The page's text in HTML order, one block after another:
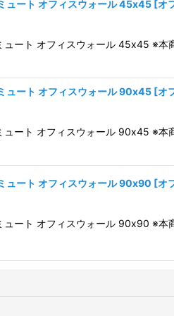
ュート オフィスウォール 45x45 [オ
ート オフィスウォール 45x45 ※
ュート オフィスウォール 90x45 [オ
ート オフィスウォール 90x45 ※
ュート オフィスウォール 90x90 [オ
ート オフィスウォール 90x90 ※